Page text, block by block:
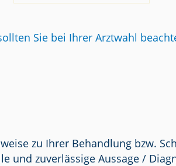
Sie bei Ihrer Arztwahl
zu Ihrer Behandlung bzw.
und zuverlässige Aussage /